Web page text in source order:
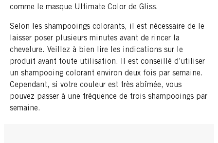
comme le masque Ultimate Color de Gliss.
Selon les shampooings colorants, il est nécessaire de le
laisser poser plusieurs minutes avant de rincer la
chevelure. Veillez à bien lire les indications sur le
produit avant toute utilisation. Il est conseillé d’utiliser
un shampooing colorant environ deux fois par semaine.
Cependant, si votre couleur est très abîmée, vous
pouvez passer à une fréquence de trois shampooings par
semaine.